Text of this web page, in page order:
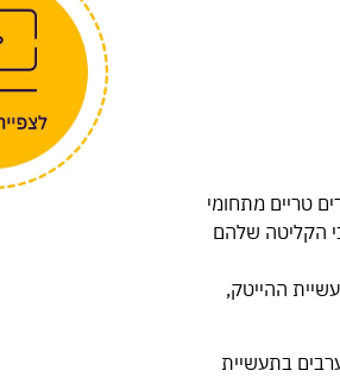
טריים מתחומי
הקליטה שלהם
ההייטק,
בתעשיית